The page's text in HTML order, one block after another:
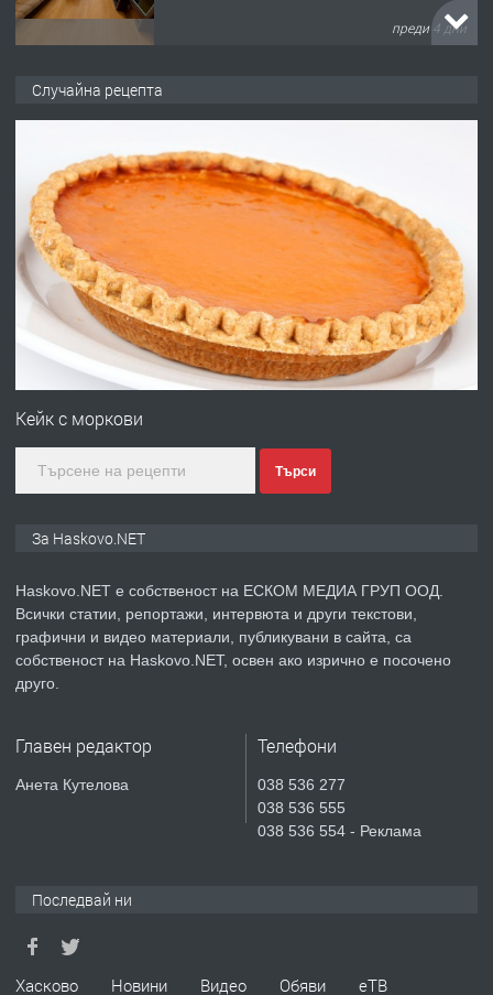
преди 5 дни
ПРЕДЛАГА
№4120 Магазин/Офис под наем в кв.
Любен Каравелов, Хасково-близо до
градската градина!
преди 5 дни
ПРЕДЛАГА
ПРОСТОРЕН ТРИСТАЕН
преди 6 дни
ПРЕДЛАГА СГЛОБЯВАНЕ НА МЕБЕЛИ.
№4119 Едностаен обзаведен
Случайна рецепта
Кейк с моркови
Търси
За Haskovo.NET
Haskovo.NET е собственост на ЕСКОМ МЕДИА ГРУП ООД.
Всички статии, репортажи, интервюта и други текстови,
графични и видео материали, публикувани в сайта, са
собственост на Haskovo.NET, освен ако изрично е посочено
друго.
Главен редактор
Анета Кутелова
Телефони
038 536 277
038 536 555
038 536 554 - Реклама
Последвай ни
Хасково Новини Видео Обяви еТВ